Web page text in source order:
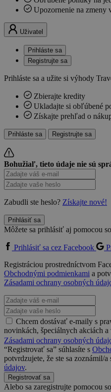
Upozornenie na zmeny
Uživatel
Prihláste sa
Registrujte sa
Prihláste sa a užite si výhody
Zbierajte kredity
Ukladajte si obľúbené
Získajte prehľad o
Prihláste sa Registrujte sa
Bohužiaľ, tieto údaje nie sú
Zabudli ste heslo? Získajte nové!
Prihlásiť sa
Môžete sa prihlásiť aj pomocou
Prihlásiť sa cez Facebook
Registráciou prostredníctvom
Obchodnými podmienkami a
Zásadami ochrany osobných
Chcem dostávať e-maily s
novinkách, špeciálnych akciách
Zásadami ochrany osobných
“Registrovať sa” súhlasíte s
potvrdzujete, že ste sa zoznámil/a
údajov.
Registrovať sa
Alebo sa zaregistrujte pomocou